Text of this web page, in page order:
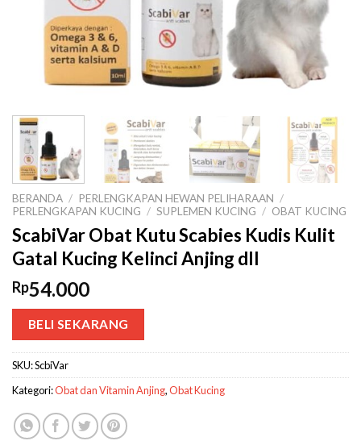
BERANDA / PERLENGKAPAN HEWAN PELIHARAAN /
PERLENGKAPAN KUCING / SUPLEMEN KUCING / OBAT KUCING
ScabiVar Obat Kutu Scabies Kudis Kulit
Gatal Kucing Kelinci Anjing dll
Rp54.000
BELI SEKARANG
SKU:ScbiVar
Kategori:Obat dan Vitamin Anjing,Obat Kucing